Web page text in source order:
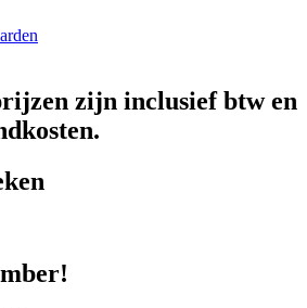
zijn inclusief btw en